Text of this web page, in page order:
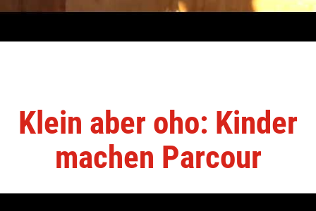
Klein aber oho: Kinder
machen Parcour